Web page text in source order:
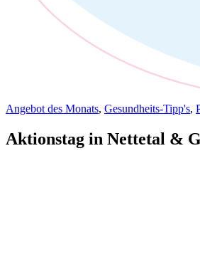
Angebot des Monats, Gesundheits-Tipp's,
Aktionstag in Nettetal &